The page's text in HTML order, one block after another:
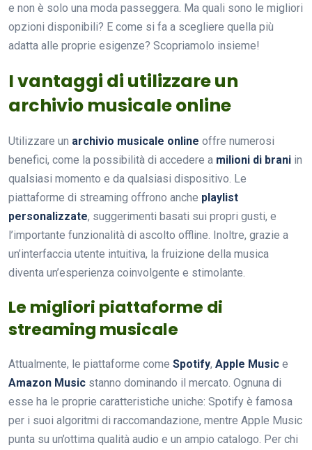
e non è solo una moda passeggera. Ma quali sono le migliori
opzioni disponibili? E come si fa a scegliere quella più
adatta alle proprie esigenze? Scopriamolo insieme!
I vantaggi di utilizzare un
archivio musicale online
Utilizzare un archivio musicale online offre numerosi
benefici, come la possibilità di accedere a milioni di brani in
qualsiasi momento e da qualsiasi dispositivo. Le
piattaforme di streaming offrono anche playlist
personalizzate, suggerimenti basati sui propri gusti, e
l’importante funzionalità di ascolto offline. Inoltre, grazie a
un’interfaccia utente intuitiva, la fruizione della musica
diventa un’esperienza coinvolgente e stimolante.
Le migliori piattaforme di
streaming musicale
Attualmente, le piattaforme come Spotify, Apple Music e
Amazon Music stanno dominando il mercato. Ognuna di
esse ha le proprie caratteristiche uniche: Spotify è famosa
per i suoi algoritmi di raccomandazione, mentre Apple Music
punta su un’ottima qualità audio e un ampio catalogo. Per chi